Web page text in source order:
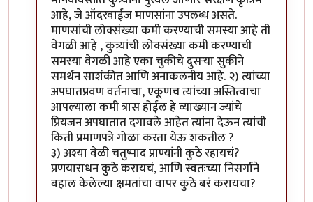
आहे, जे ऑदरवाईज माणसांना उपलब्ध असते.
माणसांची लोक्संख्या कमी करण्याची समस्या आहे ती
वेगळी आहे , कुत्र्यांची लोक्संख्या कमी करण्याची
समस्या वेगळी आहे एका चुकीचे दुसर्‍या सुकीने
समर्थन साशंकीत आणि अनाकलनीय आहे. २) त्यांच्या
अपघातप्रवण वर्तनाचा, एकूणच त्यांच्या अस्तित्वाचा
आपल्याला कमी त्रास होईल हे व्याख्यान ज्यांचे
प्रियजन अपघातात दगावले आहेत त्यांना देऊन त्यांची
किती प्रमाणपत्रे गोळा करता येऊ शकतील ?
३) अश्या वेळी चतुष्पाद प्राण्यांनी कुठे रहायचं?
प्रणयाराधन कुठे करायचं, आणि स्वतःच्या निसर्गाने
बहाल केलेल्या क्षमतांचा वापर कुठे बरं करायचा?